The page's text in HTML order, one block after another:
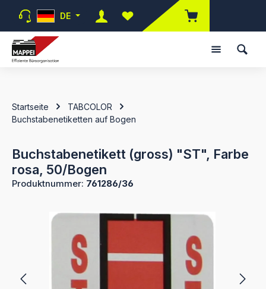
Zum Hauptinhalt springen
DE
Du hast 0 Produkte auf dem
Startseite
TABCOLOR
Buchstabenetiketten auf Bogen
Buchstabenetikett (gross) "ST", Farbe
rosa, 50/Bogen
Produktnummer: 761286/36
Bildergalerie überspringen